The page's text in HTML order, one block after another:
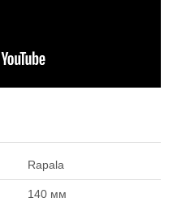
Воблер Rapala Down Deep Husky
Jerk до 5,5 м (14см, 23гр) GTU
Rapala
140 мм